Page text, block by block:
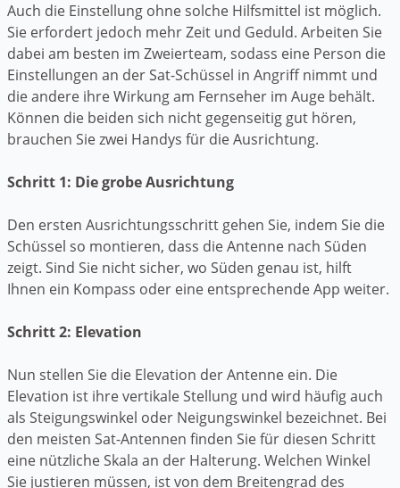
Auch die Einstellung ohne solche Hilfsmittel ist möglich.
Sie erfordert jedoch mehr Zeit und Geduld. Arbeiten Sie
dabei am besten im Zweierteam, sodass eine Person die
Einstellungen an der Sat-Schüssel in Angriff nimmt und
die andere ihre Wirkung am Fernseher im Auge behält.
Können die beiden sich nicht gegenseitig gut hören,
brauchen Sie zwei Handys für die Ausrichtung.
Schritt 1: Die grobe Ausrichtung
Den ersten Ausrichtungsschritt gehen Sie, indem Sie die
Schüssel so montieren, dass die Antenne nach Süden
zeigt. Sind Sie nicht sicher, wo Süden genau ist, hilft
Ihnen ein Kompass oder eine entsprechende App weiter.
Schritt 2: Elevation
Nun stellen Sie die Elevation der Antenne ein. Die
Elevation ist ihre vertikale Stellung und wird häufig auch
als Steigungswinkel oder Neigungswinkel bezeichnet. Bei
den meisten Sat-Antennen finden Sie für diesen Schritt
eine nützliche Skala an der Halterung. Welchen Winkel
Sie justieren müssen, ist von dem Breitengrad des